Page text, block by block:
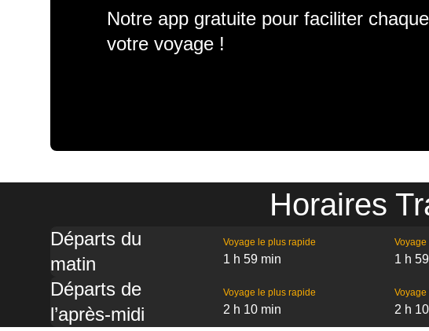
Notre app gratuite pour faciliter
votre voyage !
Horaires
Départs du
matin
Voyage le plus rapide
1 h 59 min 1 h
Départs de
l’après-midi
Voyage le plus rapide
2 h 10 min 2 h